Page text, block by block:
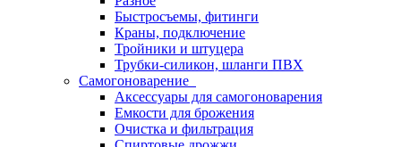
Быстросъемы, фитинги
Краны, подключение
Тройники и штуцера
Трубки-силикон, шланги ПВХ
Самогоноварение
Аксессуары для самогоноварения
Емкости для брожения
Очистка и фильтрация